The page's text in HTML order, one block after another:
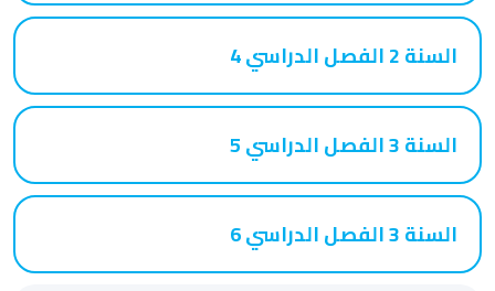
السنة 2 الفصل الدراسي 4
السنة 3 الفصل الدراسي 5
السنة 3 الفصل الدراسي 6